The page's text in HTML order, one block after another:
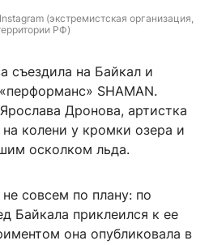
(экстремистская организация,
РФ)
съездила на Байкал и
SHAMAN.
Дронова, артистка
на колени у кромки озера и
осколком льда.
совсем по плану: по
Байкала приклеился к ее
она опубликовала в